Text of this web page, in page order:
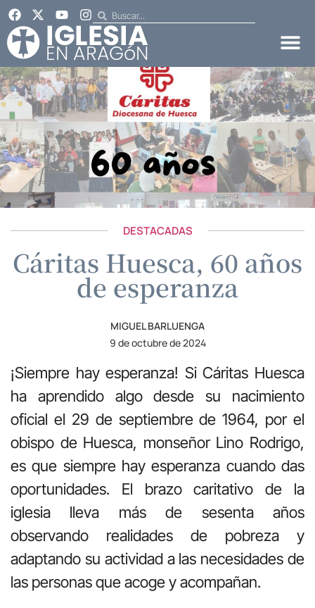
DESTACADAS
Cáritas Huesca, 60 años
de esperanza
MIGUEL BARLUENGA
9 de octubre de 2024
¡Siempre hay esperanza! Si Cáritas Huesca
ha aprendido algo desde su nacimiento
oficial el 29 de septiembre de 1964, por el
obispo de Huesca, monseñor Lino Rodrigo,
es que siempre hay esperanza cuando das
oportunidades. El brazo caritativo de la
iglesia lleva más de sesenta años
observando realidades de pobreza y
adaptando su actividad a las necesidades de
las personas que acoge y acompañan.